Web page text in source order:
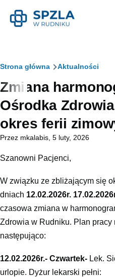
Ścieżka
nawigacyjna
Strona główna Aktualności
Zmiana
Ośrodka
okres ferii
Przez mkalabis , 5 luty, 2026
Szanowni Pacjenci,
W związku ze zbliżającym się
dniach 12.02.2026r.
czasowa zmiana w
Zdrowia w Rudniku. Plan pracy
następująco:
12.02.2026r.- Czwartek- Lek.
urlopie. Dyżur lekarski pełni: